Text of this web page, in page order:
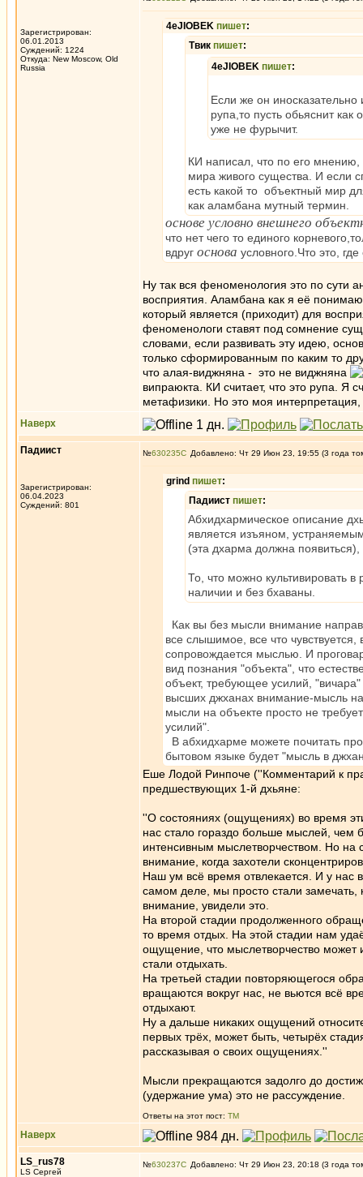
Зарегистрирован:
06.01.2013
Суждений: 1224
Откуда: New Moscow, Old
Russia
4eJIOBEK пишет:
Твик пишет:
4eJIOBEK пишет:
Если же он
рупа,то пусть обьяснит
уже не фурычит.
КИ написал, что по его мнению,
мира живого существа. И если
есть какой то объектный мир
как аламбана мутный термин.
основе условно внешнего
что нет чего то единого
вдруг основа условного.Что это,
Ну так вся феноменология это по сути
восприятия. Аламбана как я её
который является (приходит) для
феноменологи ставят под сомнение
словами, если развивать эту идею,
только сформированным по каким то
что алая-виджняна - это не виджняна
випраюкта. КИ считает, что это рупа. Я
метафизики. Но это моя
Наверх
Падиист
Зарегистрирован:
06.04.2023
Суждений: 801
№630235 Добавлено: Чт 29 Июн 23, 19:55 (3 года
grind пишет:
Падиист пишет:
Абхидхармическое описание
является изъяном,
(эта дхарма должна появиться),
То, что можно культивировать в
наличии и без бхаваны.
Как вы без мысли внимание
все слышимое, все что
сопровождается мыслью. И
вид познания "объекта", что
объект, требующее усилий,
высших джханах внимание-мысль
мысли на объекте просто не
усилий".
В абхидхарме можете почитать
бытовом языке будет "мысль в
Еше Лодой Ринпоче (''Комментарий к
предшествующих 1-й дхьяне:
''О состояниях (ощущениях) во время
нас стало гораздо больше мыслей, чем
интенсивным мыслетворчеством. Но на
внимание, когда захотели
Наш ум всё время отвлекается. И у
самом деле, мы просто стали
внимание, увидели это.
На второй стадии продолженного
то время отдых. На этой стадии нам
ощущение, что мыслетворчество может
стали отдыхать.
На третьей стадии повторяющегося
вращаются вокруг нас, не вьются всё
отдыхают.
Ну а дальше никаких ощущений
первых трёх, может быть, четырёх
рассказывая о своих ощущениях.''
Мысли прекращаются задолго до
(удержание ума) это не рассуждение.
Ответы на этот пост: ТМ
Наверх
LS_rus78
LS Сергей
№630237 Добавлено: Чт 29 Июн 23, 20:18 (3 года